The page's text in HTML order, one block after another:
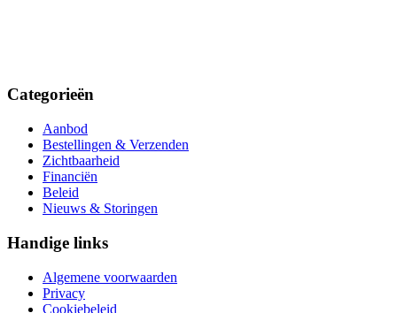
Categorieën
Aanbod
Bestellingen & Verzenden
Zichtbaarheid
Financiën
Beleid
Nieuws & Storingen
Handige links
Algemene voorwaarden
Privacy
Cookiebeleid